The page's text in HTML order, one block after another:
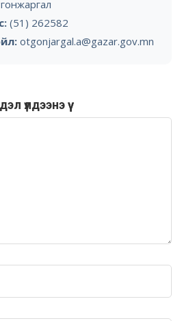
(51) 262582
otgonjargal.a@gazar.gov.mn
үлдээнэ үү